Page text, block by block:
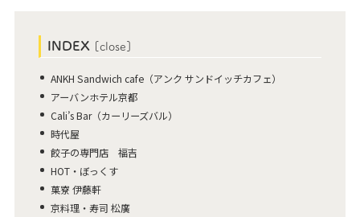
INDEX [ close ]
ANKH Sandwich cafe（アンク サンドイッチカフェ）
アーバンホテル京都
Cali’s Bar（カーリーズバル）
時代屋
餃子の専門店 福吉
HOT・ぼっくす
菓寮 伊藤軒
京料理・寿司 松廣